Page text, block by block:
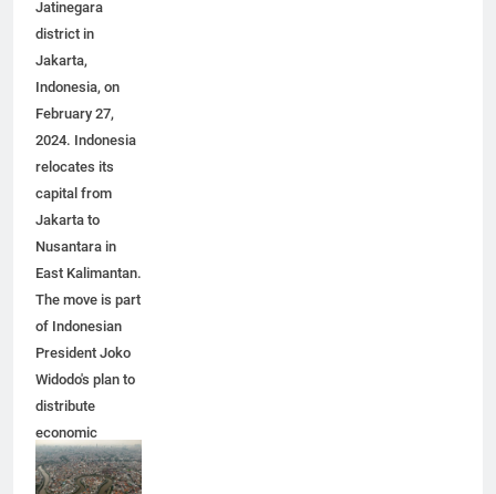
Jatinegara
district in
Jakarta,
Indonesia, on
February 27,
2024. Indonesia
relocates its
capital from
Jakarta to
Nusantara in
East Kalimantan.
The move is part
of Indonesian
President Joko
Widodo's plan to
distribute
economic
activity